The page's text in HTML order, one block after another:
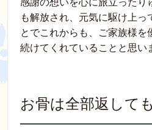
感謝の想いを心に旅立ったり
も解放され、元気に駆け上っ
とでこれからも、ご家族様を
続けてくれていることと思い
お骨は全部返して